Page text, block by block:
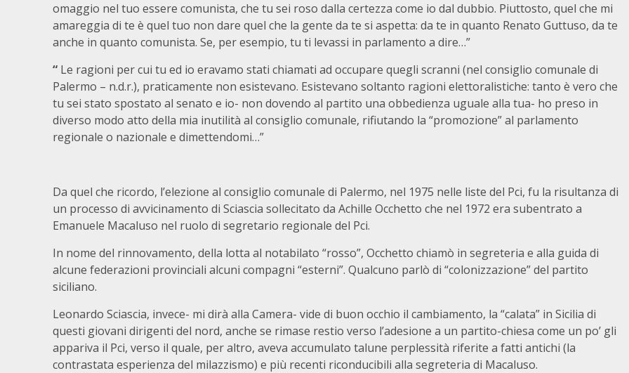
omaggio nel tuo essere comunista, che tu sei roso dalla certezza come io dal dubbio. Piuttosto, quel che mi
amareggia di te è quel tuo non dare quel che la gente da te si aspetta: da te in quanto Renato Guttuso, da te
anche in quanto comunista. Se, per esempio, tu ti levassi in parlamento a dire…”
“ Le ragioni per cui tu ed io eravamo stati chiamati ad occupare quegli scranni (nel consiglio comunale di
Palermo – n.d.r.), praticamente non esistevano. Esistevano soltanto ragioni elettoralistiche: tanto è vero che
tu sei stato spostato al senato e io- non dovendo al partito una obbedienza uguale alla tua- ho preso in
diverso modo atto della mia inutilità al consiglio comunale, rifiutando la “promozione” al parlamento
regionale o nazionale e dimettendomi…”
Da quel che ricordo, l’elezione al consiglio comunale di Palermo, nel 1975 nelle liste del Pci, fu la risultanza di
un processo di avvicinamento di Sciascia sollecitato da Achille Occhetto che nel 1972 era subentrato a
Emanuele Macaluso nel ruolo di segretario regionale del Pci.
In nome del rinnovamento, della lotta al notabilato “rosso”, Occhetto chiamò in segreteria e alla guida di
alcune federazioni provinciali alcuni compagni “esterni”. Qualcuno parlò di “colonizzazione” del partito
siciliano.
Leonardo Sciascia, invece- mi dirà alla Camera- vide di buon occhio il cambiamento, la “calata” in Sicilia di
questi giovani dirigenti del nord, anche se rimase restio verso l’adesione a un partito-chiesa come un po’ gli
appariva il Pci, verso il quale, per altro, aveva accumulato talune perplessità riferite a fatti antichi (la
contrastata esperienza del milazzismo) e più recenti riconducibili alla segreteria di Macaluso.